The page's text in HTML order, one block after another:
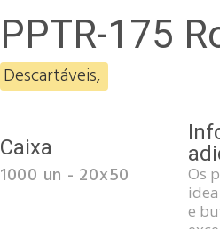
PPTR-175
Descartáveis,
Caixa
1000 un - 20x50
Os
e